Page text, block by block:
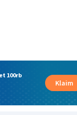
100rb
Klaim